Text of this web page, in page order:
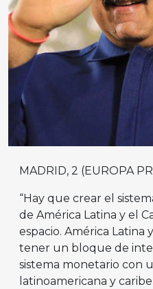
MADRID, 2 (EUROPA
“Hay que crear el
de América Latina y el
espacio. América Latina
tener un bloque de
sistema monetario con
latinoamericana y